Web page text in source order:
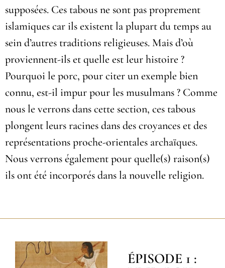
supposées. Ces tabous ne sont pas proprement
islamiques car ils existent la plupart du temps au
sein d’autres traditions religieuses. Mais d’où
proviennent-ils et quelle est leur histoire ?
Pourquoi le porc, pour citer un exemple bien
connu, est-il impur pour les musulmans ? Comme
nous le verrons dans cette section, ces tabous
plongent leurs racines dans des croyances et des
représentations proche-orientales archaïques.
Nous verrons également pour quelle(s) raison(s)
ils ont été incorporés dans la nouvelle religion.
ÉPISODE 1 :